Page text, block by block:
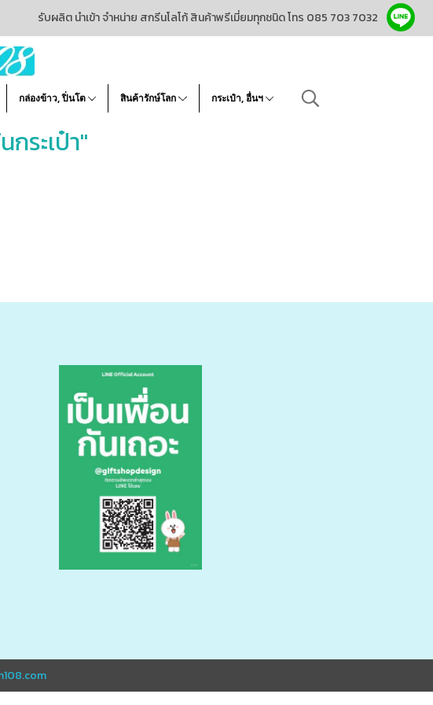
รับผลิต นำเข้า จำหน่าย สกรีนโลโก้ สินค้าพรีเมี่ยมทุกชนิด โทร 085 703 7032
กล่องข้าว, ปิ่นโต สินค้ารักษ์โลก กระเป๋า, อื่นฯ
ระเป๋า"